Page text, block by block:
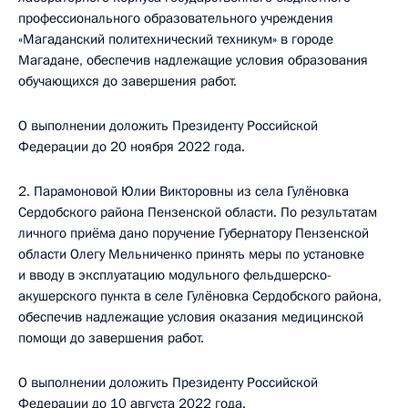
профессионального образовательного учреждения
«Магаданский политехнический техникум» в городе
Магадане, обеспечив надлежащие условия образования
обучающихся до завершения работ.
О выполнении доложить Президенту Российской
Федерации до 20 ноября 2022 года.
2. Парамоновой Юлии Викторовны из села Гулёновка
Сердобского района Пензенской области. По результатам
личного приёма дано поручение Губернатору Пензенской
области Олегу Мельниченко принять меры по установке
и вводу в эксплуатацию модульного фельдшерско-
акушерского пункта в селе Гулёновка Сердобского района,
обеспечив надлежащие условия оказания медицинской
помощи до завершения работ.
О выполнении доложить Президенту Российской
Федерации до 10 августа 2022 года.